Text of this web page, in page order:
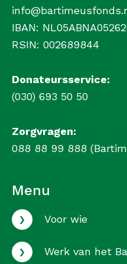
IBAN:
RSIN: 002689844
Donateursservice:
(030) 693 50 50
Zorgvragen:
088 88 99 888
Menu
› Voor wie
› Werk van het